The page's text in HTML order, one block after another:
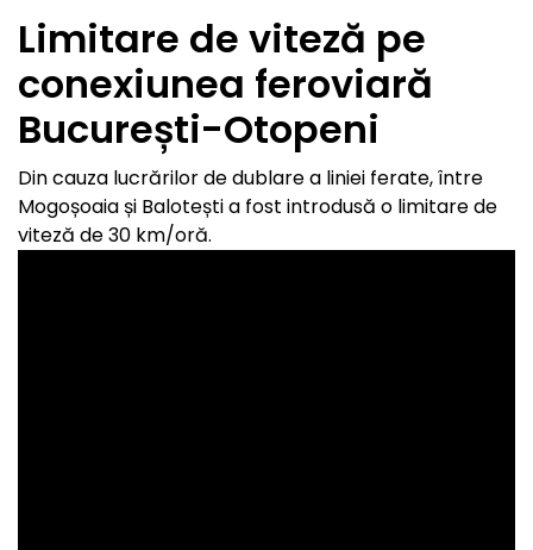
Limitare de viteză pe
conexiunea feroviară
București-Otopeni
Din cauza lucrărilor de dublare a liniei ferate, între
Mogoșoaia și Balotești a fost introdusă o limitare de
viteză de 30 km/oră.